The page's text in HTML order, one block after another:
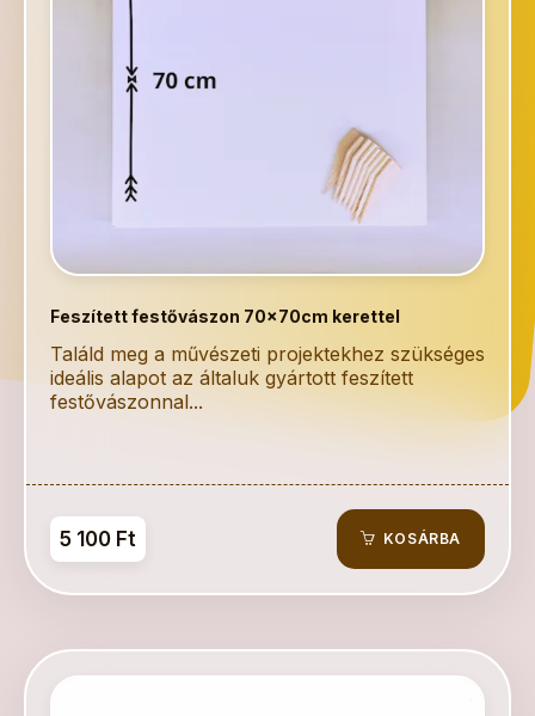
Feszített festővászon 70x70cm kerettel
Találd meg a művészeti projektekhez szükséges
ideális alapot az általuk gyártott feszített
festővászonnal...
5 100 Ft KOSÁRBA